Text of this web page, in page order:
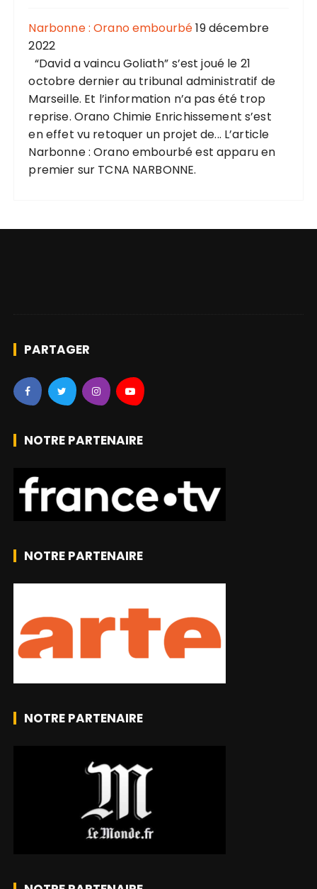
Narbonne : Orano embourbé19 décembre
2022
“David a vaincu Goliath” s’est joué le 21
octobre dernier au tribunal administratif de
Marseille. Et l’information n’a pas été trop
reprise. Orano Chimie Enrichissement s’est
en effet vu retoquer un projet de... L’article
Narbonne : Orano embourbé est apparu en
premier sur TCNA NARBONNE.
PARTAGER
NOTRE PARTENAIRE
NOTRE PARTENAIRE
NOTRE PARTENAIRE